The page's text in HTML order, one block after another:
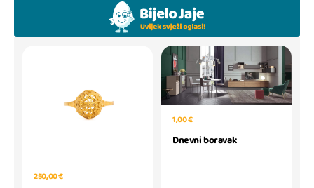
250,00 €
1,00 €
Dnevni boravak